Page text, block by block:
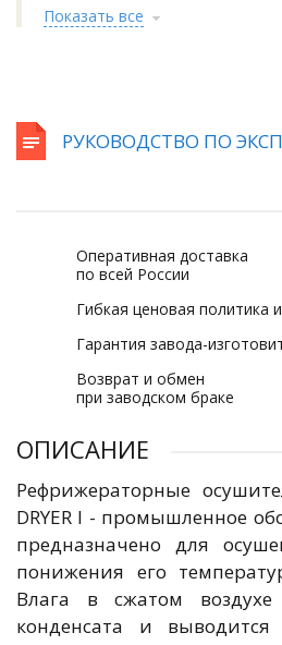
Показать все
РУКОВОДСТВО ПО
Оперативная доставка
по всей России
Гибкая ценовая политика
Гарантия завода-
Возврат и обмен
при заводском браке
ОПИСАНИЕ
Рефрижераторные
DRYER I - промышленное
предназначено для
понижения его
Влага в сжатом
конденсата и